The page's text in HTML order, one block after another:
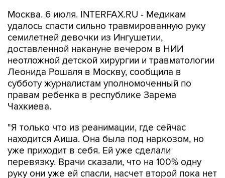
Москва. 6 июля. INTERFAX.RU - Медикам
удалось спасти сильно травмированную руку
семилетней девочки из Ингушетии,
доставленной накануне вечером в НИИ
неотложной детской хирургии и травматологии
Леонида Рошаля в Москву, сообщила в
субботу журналистам уполномоченный по
правам ребенка в республике Зарема
Чахкиева.
"Я только что из реанимации, где сейчас
находится Аиша. Она была под наркозом, но
уже приходит в себя. Ей уже сделали
перевязку. Врачи сказали, что на 100% одну
руку они уже ей спасли, насчет второй пока нет